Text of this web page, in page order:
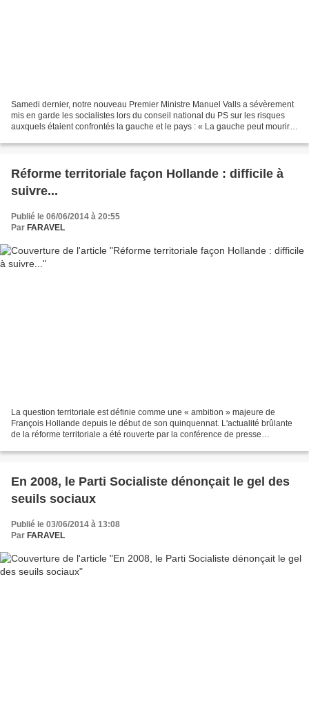
Samedi dernier, notre nouveau Premier Ministre Manuel Valls a sévèrement
mis en garde les socialistes lors du conseil national du PS sur les risques
auxquels étaient confrontés la gauche et le pays : « La gauche peut mourir »
Réforme territoriale façon Hollande : difficile à
suivre...
Publié le 06/06/2014 à 20:55
Par FARAVEL
La question territoriale est définie comme une « ambition » majeure de
François Hollande depuis le début de son quinquennat. L'actualité brûlante
de la réforme territoriale a été rouverte par la conférence de presse
En 2008, le Parti Socialiste dénonçait le gel des
seuils sociaux
Publié le 03/06/2014 à 13:08
Par FARAVEL